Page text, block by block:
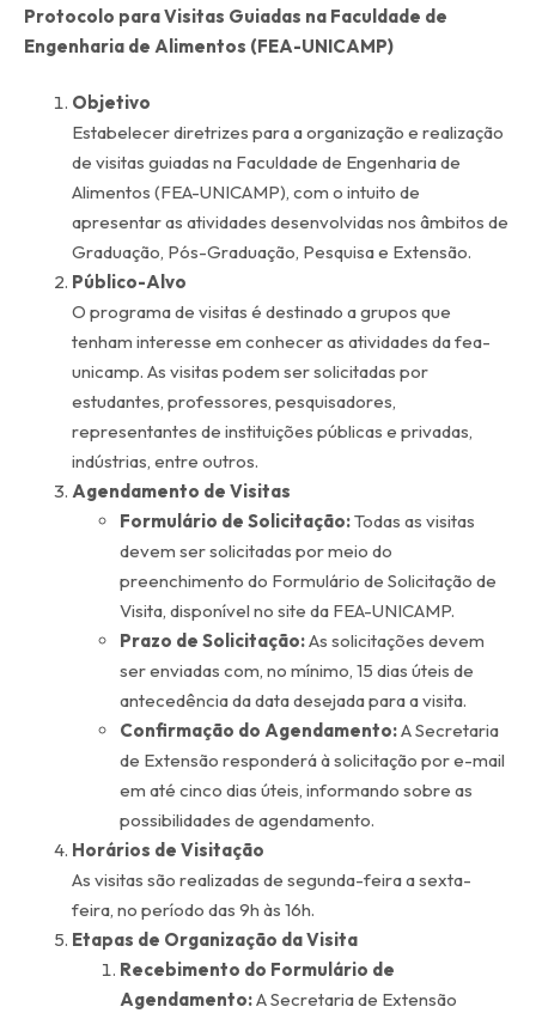
Protocolo para Visitas Guiadas na Faculdade de
Engenharia de Alimentos (FEA-UNICAMP)
Objetivo
Estabelecer diretrizes para a organização e realização
de visitas guiadas na Faculdade de Engenharia de
Alimentos (FEA-UNICAMP), com o intuito de
apresentar as atividades desenvolvidas nos âmbitos de
Graduação, Pós-Graduação, Pesquisa e Extensão.
Público-Alvo
O programa de visitas é destinado a grupos que
tenham interesse em conhecer as atividades da fea-
unicamp. As visitas podem ser solicitadas por
estudantes, professores, pesquisadores,
representantes de instituições públicas e privadas,
indústrias, entre outros.
Agendamento de Visitas
Formulário de Solicitação:Todas as visitas
devem ser solicitadas por meio do
preenchimento do Formulário de Solicitação de
Visita, disponível no site da FEA-UNICAMP.
Prazo de Solicitação:As solicitações devem
ser enviadas com, no mínimo, 15 dias úteis de
antecedência da data desejada para a visita.
Confirmação do Agendamento:A Secretaria
de Extensão responderá à solicitação por e-mail
em até cinco dias úteis, informando sobre as
possibilidades de agendamento.
Horários de Visitação
As visitas são realizadas de segunda-feira a sexta-
feira, no período das 9h às 16h.
Etapas de Organização da Visita
Recebimento do Formulário de
Agendamento:A Secretaria de Extensão